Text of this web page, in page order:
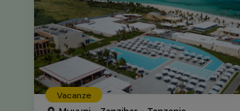
Vacanze